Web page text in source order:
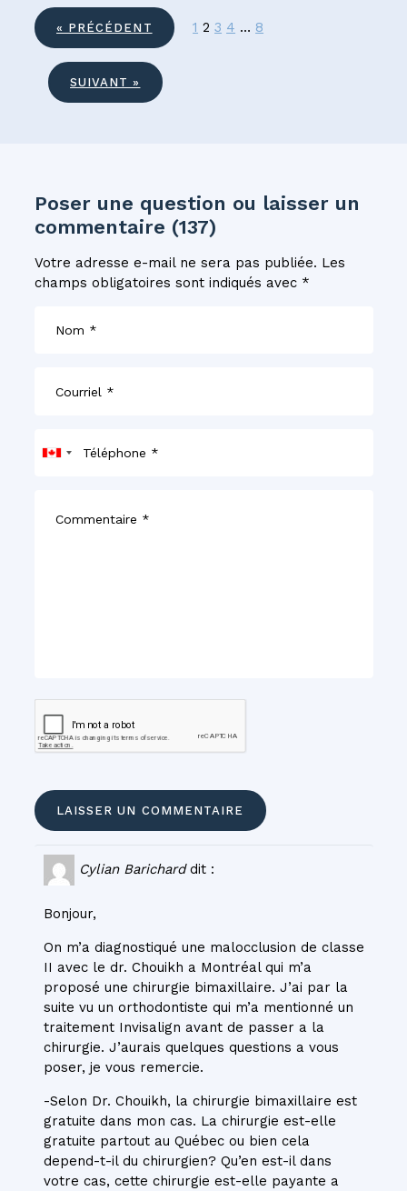
« PRÉCÉDENT 1 2 3 4 … 8
SUIVANT »
Poser une question ou laisser un
commentaire (137)
Votre adresse e-mail ne sera pas publiée. Les
champs obligatoires sont indiqués avec *
Cylian Barichard dit :
Bonjour,
On m’a diagnostiqué une malocclusion de classe
II avec le dr. Chouikh a Montréal qui m’a
proposé une chirurgie bimaxillaire. J’ai par la
suite vu un orthodontiste qui m’a mentionné un
traitement Invisalign avant de passer a la
chirurgie. J’aurais quelques questions a vous
poser, je vous remercie.
-Selon Dr. Chouikh, la chirurgie bimaxillaire est
gratuite dans mon cas. La chirurgie est-elle
gratuite partout au Québec ou bien cela
depend-t-il du chirurgien? Qu’en est-il dans
votre cas, cette chirurgie est-elle payante a